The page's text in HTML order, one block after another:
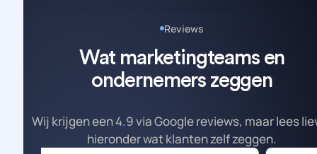
Reviews
Wat marketingteams en
ondernemers zeggen
Wij krijgen een 4.9 via Google reviews, maar lees
hieronder wat klanten zelf zeggen.